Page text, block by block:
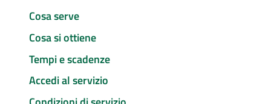
Cosa serve
Cosa si ottiene
Tempi e scadenze
Accedi al servizio